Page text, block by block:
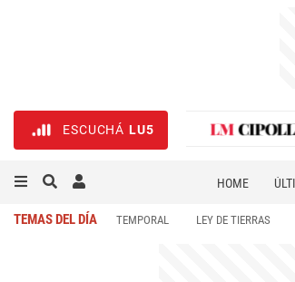
ESCUCHÁ LU5
HOME
TEMAS DEL DÍA TEMPORAL LEY DE TIERRAS